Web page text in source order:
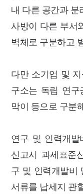
내 다른 공간과 분
사방이 다른 부서
벽체로 구분하고
다만 소기업 및
구소는 독립 연구
막이 등으로 구분
연구 및 인력개발
신고시 과세표준
구 및 인력개발비
서류를 납세지 관